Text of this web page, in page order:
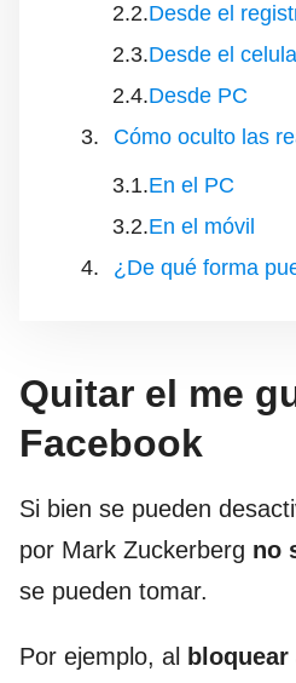
Desde el
Desde el
Desde PC
Cómo oculto las
En el PC
En el móvil
¿De qué forma
Quitar el me
Facebook
Si bien se pueden
por Mark Zuckerberg no
se pueden tomar.
Por ejemplo, al